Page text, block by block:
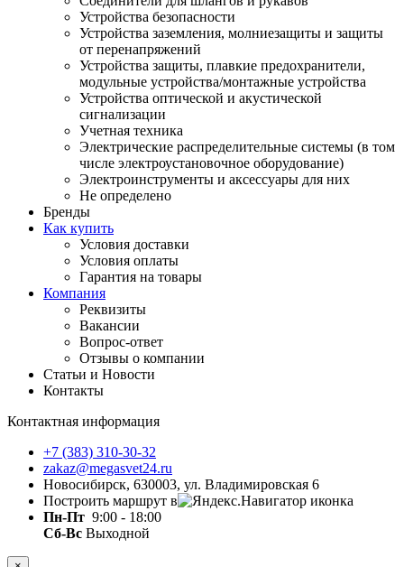
Устройства безопасности
Устройства заземления, молниезащиты и защиты
от перенапряжений
Устройства защиты, плавкие предохранители,
модульные устройства/монтажные устройства
Устройства оптической и акустической
сигнализации
Учетная техника
Электрические распределительные системы (в том
числе электроустановочное оборудование)
Электроинструменты и аксессуары для них
Не определено
Бренды
Как купить
Условия доставки
Условия оплаты
Гарантия на товары
Компания
Реквизиты
Вакансии
Вопрос-ответ
Отзывы о компании
Статьи и Новости
Контакты
Контактная информация
+7 (383) 310-30-32
zakaz@megasvet24.ru
Новосибирск, 630003, ул. Владимировская 6
Построить маршрут в
Пн-Пт 9:00 - 18:00
Сб-Вс Выходной